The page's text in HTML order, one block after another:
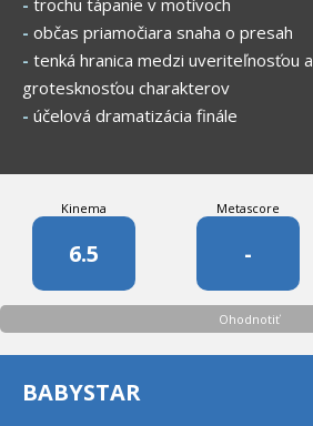
- trochu tápanie v motívoch
- občas priamočiara snaha o presah
- tenká hranica medzi uveriteľnosťou a
grotesknosťou charakterov
- účelová dramatizácia finále
Kinema
6.5
Metascore
-
Ohodnotiť
BABYSTAR